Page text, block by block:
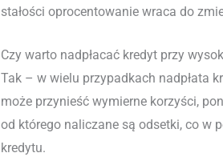
stałości oprocentowanie wraca do
Czy warto nadpłacać kredyt przy
Tak – w wielu przypadkach nadpłata
może przynieść wymierne korzyści,
od którego naliczane są odsetki, co w
kredytu.